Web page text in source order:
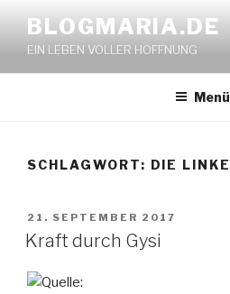
Inhalt
springen
BLOGMARIA.DE
EIN LEBEN VOLLER HOFFNUNG
Menü
SCHLAGWORT: DIE LINKE
VERÖFFENTLICHT
AM
21. SEPTEMBER 2017
Kraft durch Gysi